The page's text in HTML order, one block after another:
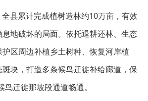
全县累计完成植树造林约10万亩，有效
地破坏的局面。依托退耕还林、生态
区周边补植乡土树种、恢复河岸植
块，打造多条候鸟迁徙补给廊道，保
迁徙那坡段通道畅通。